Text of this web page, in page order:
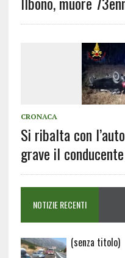
CRONACA
Si ribalta con
grave il conducente
NOTIZIE RECENTI
(senza titolo)